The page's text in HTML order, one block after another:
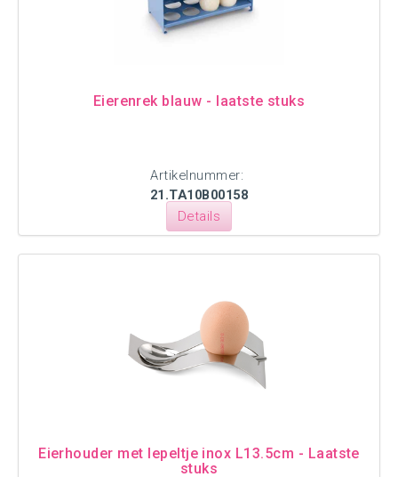
Eierenrek blauw - laatste stuks
Artikelnummer:
21.TA10B00158
Details
Eierhouder met lepeltje inox L13.5cm - Laatste
stuks